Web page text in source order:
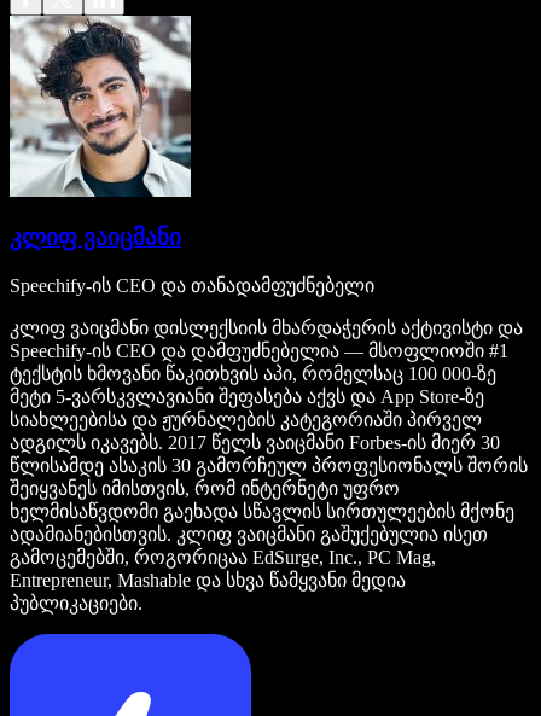
კლიფ ვაიცმანი
Speechify-ის CEO და თანადამფუძნებელი
კლიფ ვაიცმანი დისლექსიის მხარდაჭერის აქტივისტი და
Speechify-ის CEO და დამფუძნებელია — მსოფლიოში #1
ტექსტის ხმოვანი წაკითხვის აპი, რომელსაც 100 000-ზე
მეტი 5-ვარსკვლავიანი შეფასება აქვს და App Store-ზე
სიახლეებისა და ჟურნალების კატეგორიაში პირველ
ადგილს იკავებს. 2017 წელს ვაიცმანი Forbes-ის მიერ 30
წლისამდე ასაკის 30 გამორჩეულ პროფესიონალს შორის
შეიყვანეს იმისთვის, რომ ინტერნეტი უფრო
ხელმისაწვდომი გაეხადა სწავლის სირთულეების მქონე
ადამიანებისთვის. კლიფ ვაიცმანი გაშუქებულია ისეთ
გამოცემებში, როგორიცაა EdSurge, Inc., PC Mag,
Entrepreneur, Mashable და სხვა წამყვანი მედია
პუბლიკაციები.